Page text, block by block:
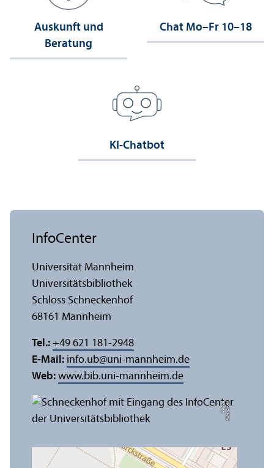
Auskunft und
Beratung
Chat Mo–Fr 10–18
KI-Chatbot
Bil
d:
A
n
n
a
L
o
g
u
e
InfoCenter
Universität Mannheim
Universitäts­bibliothek
Schloss Schneckenhof
68161 Mannheim
Tel.: +49 621 181-2948
E-Mail: info.ub@uni-mannheim.de
Web: www.bib.uni-mannheim.de